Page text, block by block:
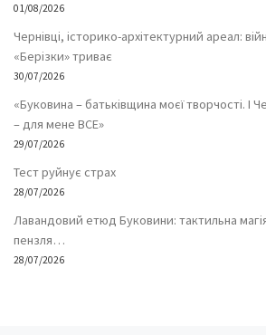
01/08/2026
Чернівці, історико-архітектурний ареал:
«Берізки» триває
30/07/2026
«Буковина – батьківщина моєї творчості. І
– для мене ВСЕ»
29/07/2026
Тест руйнує страх
28/07/2026
Лавандовий етюд Буковини: тактильна
пензля…
28/07/2026